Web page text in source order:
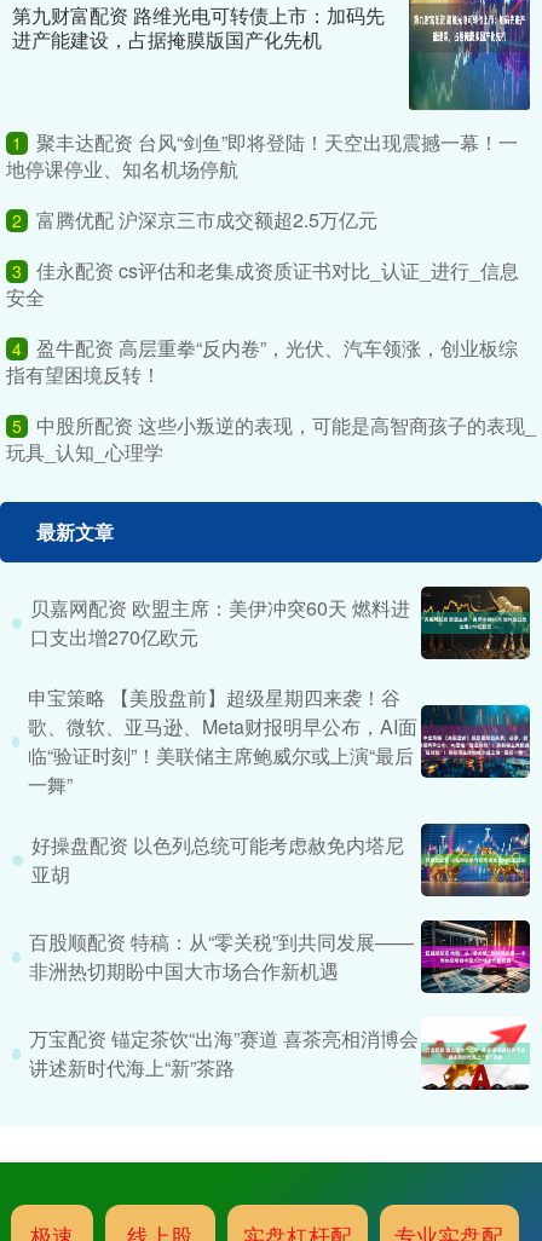
第九财富配资 路维光电可转债上市：加码先
进产能建设，占据掩膜版国产化先机
1
聚丰达配资 台风“剑鱼”即将登陆！天空出现震撼一幕！一
地停课停业、知名机场停航
2 富腾优配 沪深京三市成交额超2.5万亿元
3
佳永配资 cs评估和老集成资质证书对比_认证_进行_信息
安全
4 盈牛配资 高层重拳“反内卷”，光伏、汽车领涨，创业板综
指有望困境反转！
5
中股所配资 这些小叛逆的表现，可能是高智商孩子的表现_
玩具_认知_心理学
最新文章
贝嘉网配资 欧盟主席：美伊冲突60天 燃料进
口支出增270亿欧元
申宝策略 【美股盘前】超级星期四来袭！谷
歌、微软、亚马逊、Meta财报明早公布，AI面
临“验证时刻”！美联储主席鲍威尔或上演“最后
一舞”
好操盘配资 以色列总统可能考虑赦免内塔尼
亚胡
百股顺配资 特稿：从“零关税”到共同发展——
非洲热切期盼中国大市场合作新机遇
万宝配资 锚定茶饮“出海”赛道 喜茶亮相消博会
讲述新时代海上“新”茶路